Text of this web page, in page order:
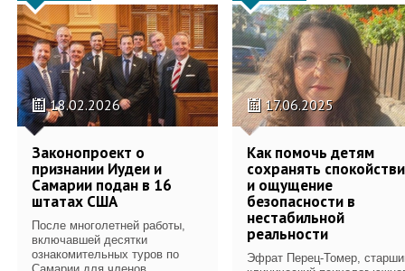
18.02.2026
Законопроект о
признании Иудеи и
Самарии подан в 16
штатах США
После многолетней работы,
включавшей десятки
ознакомительных туров по
Самарии для членов
17.06.2025
Как помочь детям
сохранять
и ощущение
безопасности в
нестабильной
реальности
Эфрат Перец-Томер,